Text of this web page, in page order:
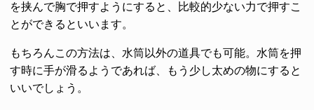
を挟んで胸で押すようにすると、比較的少ない力で押すこ
とができるといいます。
もちろんこの方法は、水筒以外の道具でも可能。水筒を押
す時に手が滑るようであれば、もう少し太めの物にすると
いいでしょう。